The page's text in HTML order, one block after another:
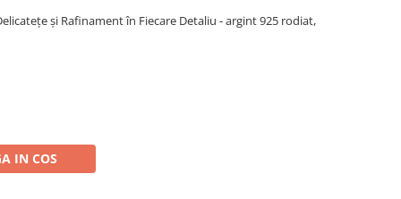
și Rafinament în Fiecare Detaliu - argint 925 rodiat,
IN COS